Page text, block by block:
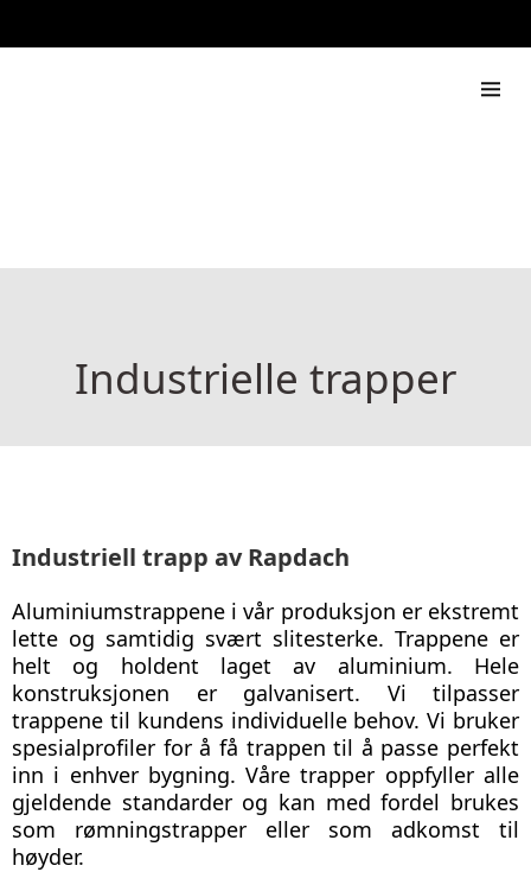
Industrielle trapper
Industriell trapp av Rapdach
Aluminiumstrappene i vår produksjon er ekstremt
lette og samtidig svært slitesterke. Trappene er
helt og holdent laget av aluminium. Hele
konstruksjonen er galvanisert. Vi tilpasser
trappene til kundens individuelle behov. Vi bruker
spesialprofiler for å få trappen til å passe perfekt
inn i enhver bygning. Våre trapper oppfyller alle
gjeldende standarder og kan med fordel brukes
som rømningstrapper eller som adkomst til
høyder.